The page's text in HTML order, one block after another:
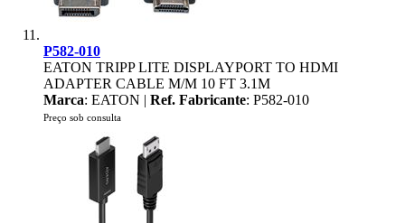
P582-010
EATON TRIPP LITE DISPLAYPORT TO HDMI
ADAPTER CABLE M/M 10 FT 3.1M
Marca: EATON | Ref. Fabricante: P582-010
Preço sob consulta